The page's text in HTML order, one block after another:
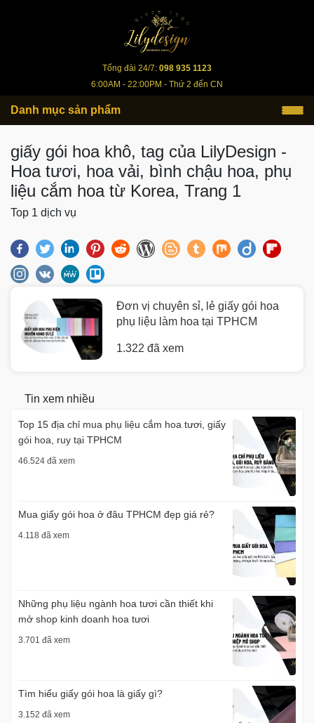
lilydesign.vn
Tổng đài 24/7: 098 935 1123
6:00AM - 22:00PM - Thứ 2 đến CN
Danh mục sản phẩm
giấy gói hoa khô, tag của LilyDesign -
Hoa tươi, hoa vải, bình chậu hoa, phụ
liệu cắm hoa từ Korea, Trang 1
Top 1 dịch vụ
Đơn vị chuyên sỉ, lẻ giấy gói hoa
phụ liệu làm hoa tại TPHCM
1.322 đã xem
Tin xem nhiều
Top 15 địa chỉ mua phụ liệu cắm hoa tươi, giấy
gói hoa, ruy tại TPHCM
46.524 đã xem
Mua giấy gói hoa ở đâu TPHCM đẹp giá rẻ?
4.118 đã xem
Những phụ liệu ngành hoa tươi cần thiết khi
mở shop kinh doanh hoa tươi
3.701 đã xem
Tìm hiểu giấy gói hoa là giấy gì?
3.152 đã xem